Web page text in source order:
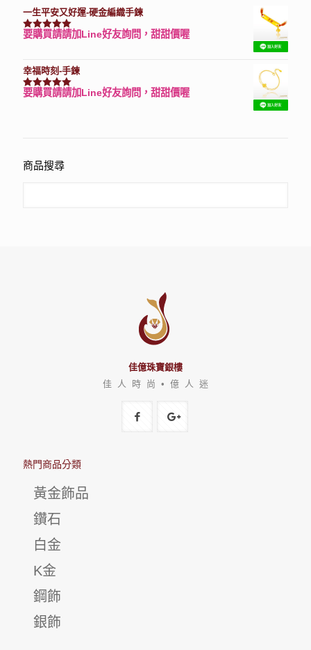
一生平安又好運-硬金編織手鍊
評分7740滿分 5
要購買請請加Line好友詢問，甜甜價喔
幸福時刻-手鍊
評分3150滿分 5
要購買請請加Line好友詢問，甜甜價喔
商品搜尋
佳億珠寶銀樓
佳 人 時 尚 • 億 人 迷
熱門商品分類
黃金飾品
鑽石
白金
K金
鋼飾
銀飾